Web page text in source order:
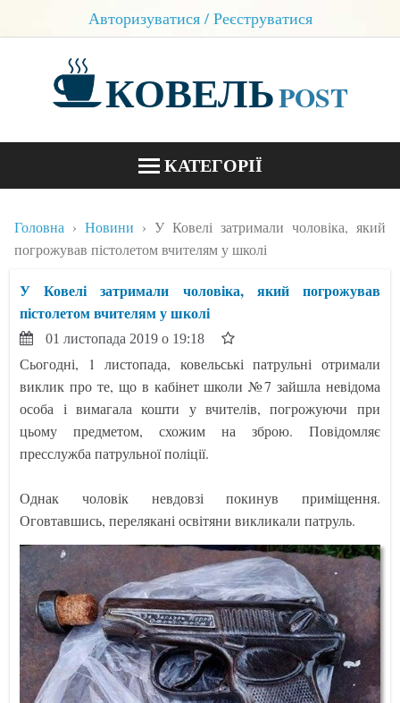
Авторизуватися / Реєструватися
КОВЕЛЬPOST
КАТЕГОРІЇ
БЛОГИ
КОНТАКТИ
Головна Новини
У Ковелі затримали чоловіка, який
погрожував пістолетом вчителям у школі
У Ковелі затримали чоловіка, який погрожував
пістолетом вчителям у школі
01 листопада 2019 о 19:18
Сьогодні, 1 листопада, ковельські патрульні отримали
виклик про те, що в кабінет школи №7 зайшла невідома
особа і вимагала кошти у вчителів, погрожуючи при
цьому предметом, схожим на зброю. Повідомляє
пресслужба патрульної поліції.
Однак чоловік невдовзі покинув приміщення.
Оговтавшись, перелякані освітяни викликали патруль.